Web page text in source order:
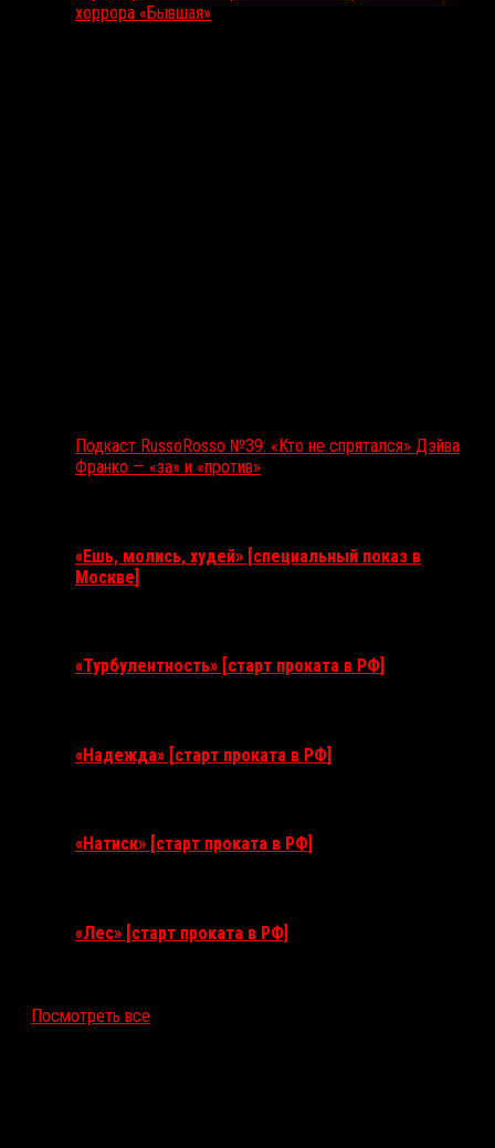
хоррора «Бывшая»
Подкаст RussoRosso №39: «Кто не спрятался» Дэйва
Франко — «за» и «против»
«Ешь, молись, худей» [специальный показ в
Москве]
«Турбулентность» [старт проката в РФ]
«Надежда» [старт проката в РФ]
«Натиск» [старт проката в РФ]
«Лес» [старт проката в РФ]
Посмотреть все